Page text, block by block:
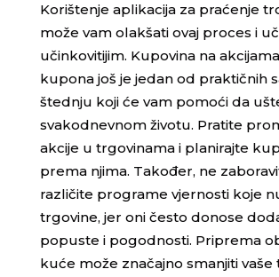
Korištenje aplikacija za praćenje
može vam olakšati ovaj proces i
učinkovitijim. Kupovina na
kupona još je jedan od praktičnih
štednju koji će vam pomoći da
svakodnevnom životu. Pratite
akcije u trgovinama i planirajte
prema njima. Također, ne
različite programe vjernosti koje
trgovine, jer oni često donose
popuste i pogodnosti. Priprema
kuće može značajno smanjiti vaše